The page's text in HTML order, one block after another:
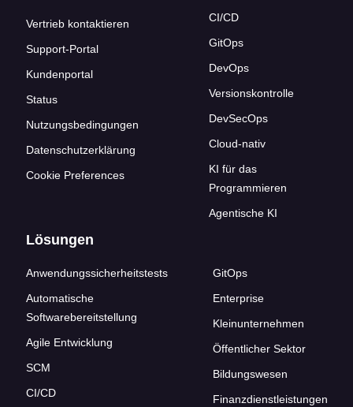
Vertrieb kontaktieren
Support-Portal
Kundenportal
Status
Nutzungsbedingungen
Datenschutzerklärung
Cookie Preferences
CI/CD
GitOps
DevOps
Versionskontrolle
DevSecOps
Cloud-nativ
KI für das
Programmieren
Agentische KI
Lösungen
Anwendungssicherheitstests
Automatische
Softwarebereitstellung
Agile Entwicklung
SCM
CI/CD
GitOps
Enterprise
Kleinunternehmen
Öffentlicher Sektor
Bildungswesen
Finanzdienstleistungen